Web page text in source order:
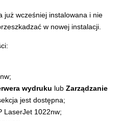
już wcześniej instalowana i nie
w nowej instalacji.
wydruku lub Zarządzanie
jest dostępna;
LaserJet 1022nw;